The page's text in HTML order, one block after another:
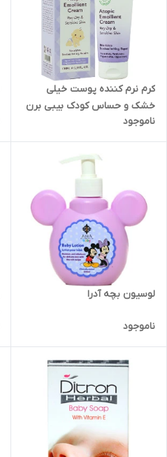
کرم نرم کننده پوست خیلی
خشک و حساس کودک بیبی برن
ناموجود
لوسیون بچه آدرا
ناموجود